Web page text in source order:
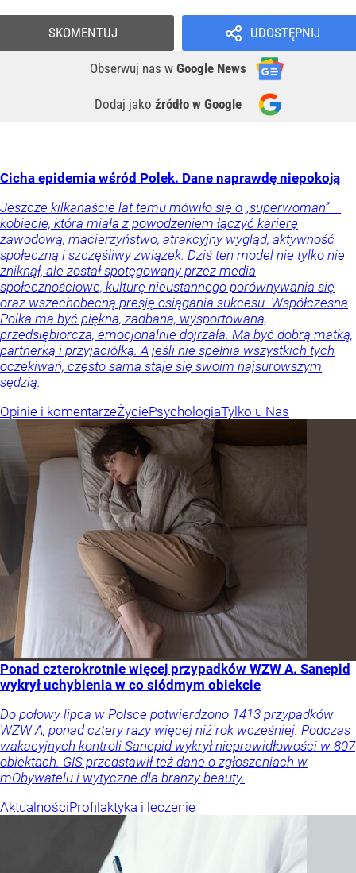
UDOSTĘPNIJ
Obserwuj nas w Google News
Dodaj jako źródło w Google
SKOMENTUJ
Cicha epidemia wśród Polek. Dane naprawdę niepokoją
Jeszcze kilkanaście lat temu mówiło się o „superwoman” –
kobiecie, która miała z powodzeniem łączyć karierę
zawodową, macierzyństwo, atrakcyjny wygląd, aktywność
społeczną i szczęśliwy związek. Dziś ten model nie tylko nie
zniknął, ale został spotęgowany przez media
społecznościowe, kulturę nieustannego porównywania się
oraz wszechobecną presję osiągania sukcesu. Współczesna
Polka ma być piękna, zadbana, wysportowana,
przedsiębiorcza, emocjonalnie dojrzała. Ma być dobrą matką,
partnerką i przyjaciółką. A jeśli nie spełnia wszystkich tych
oczekiwań, często sama staje się swoim najsurowszym
sędzią.
Opinie i komentarzeŻyciePsychologiaTylko u Nas
Ponad czterokrotnie więcej przypadków WZW A. Sanepid
wykrył uchybienia w co siódmym obiekcie
Do połowy lipca w Polsce potwierdzono 1413 przypadków
WZW A, ponad cztery razy więcej niż rok wcześniej. Podczas
wakacyjnych kontroli Sanepid wykrył nieprawidłowości w 807
obiektach. GIS przedstawił też dane o zgłoszeniach w
mObywatelu i wytyczne dla branży beauty.
AktualnościProfilaktyka i leczenie